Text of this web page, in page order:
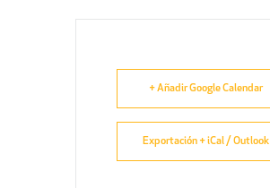
+ Añadir Google Calendar
Exportación + iCal / Outlook